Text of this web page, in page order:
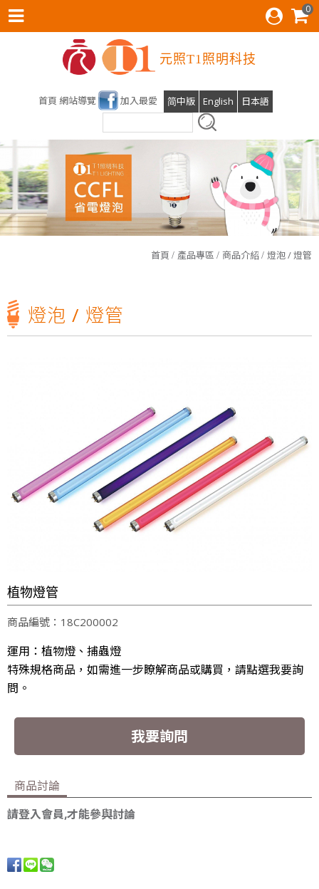
0
元照T1照明科技
首頁 網站導覽 加入最愛 简中版 English 日本語
首頁 產品專區 商品介紹 燈泡 / 燈管
雲林科技大學運動場及校區燈光設計，元照得標了！
雲林科技大學運動場及校區燈光設計，元照得標了！
光明T全能檯燈預計六月份上線
會員後台
燈泡 / 燈管
植物燈管
商品編號：18C200002
運用：植物燈、捕蟲燈
特殊規格商品，如需進一步瞭解商品或購買，請點選我要詢
問。
我要詢問
商品討論
請登入會員,才能參與討論